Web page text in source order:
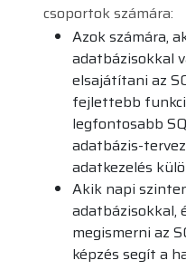
csoportok számára:
Azok számára,
adatbázisokkal
elsajátítani az
fejlettebb
legfontosabb
adatbázis-
adatkezelés
Akik napi
adatbázisokkal,
megismerni az
képzés segít a